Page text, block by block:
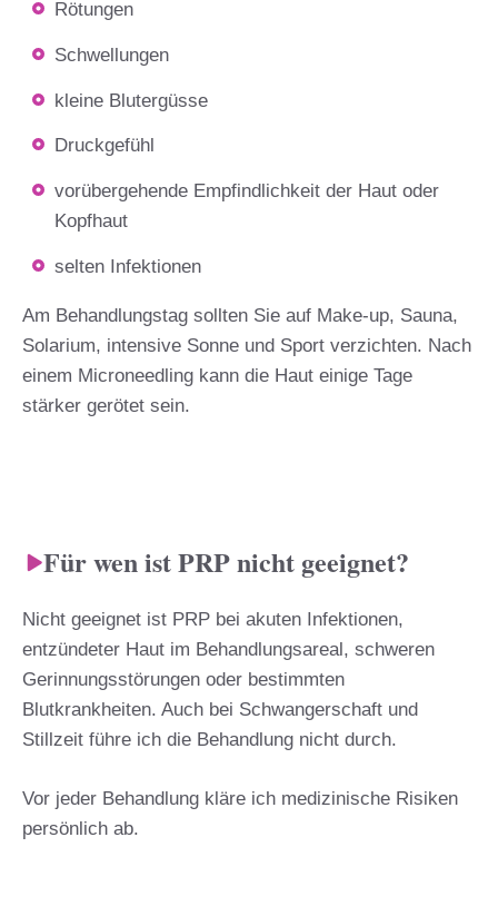
Rötungen
Schwellungen
kleine Blutergüsse
Druckgefühl
vorübergehende Empfindlichkeit der Haut oder
Kopfhaut
selten Infektionen
Am Behandlungstag sollten Sie auf Make-up, Sauna,
Solarium, intensive Sonne und Sport verzichten. Nach
einem Microneedling kann die Haut einige Tage
stärker gerötet sein.
Für wen ist PRP nicht geeignet?
Nicht geeignet ist PRP bei akuten Infektionen,
entzündeter Haut im Behandlungsareal, schweren
Gerinnungsstörungen oder bestimmten
Blutkrankheiten. Auch bei Schwangerschaft und
Stillzeit führe ich die Behandlung nicht durch.
Vor jeder Behandlung kläre ich medizinische Risiken
persönlich ab.